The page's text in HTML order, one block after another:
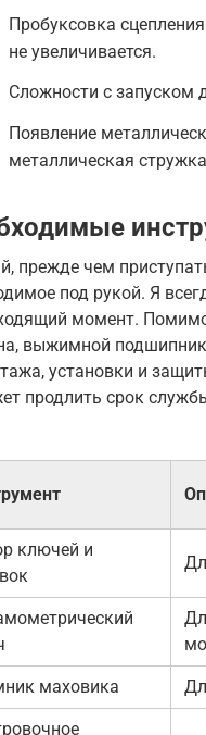
Пробуксовка
не увеличивается.
Сложности с запуском
Появление
металлическая
прежде чем
под рукой. Я
момент.
выжимной
установки и
продлить срок
ключей и
маховика